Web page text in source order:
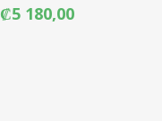
₡5 180,00